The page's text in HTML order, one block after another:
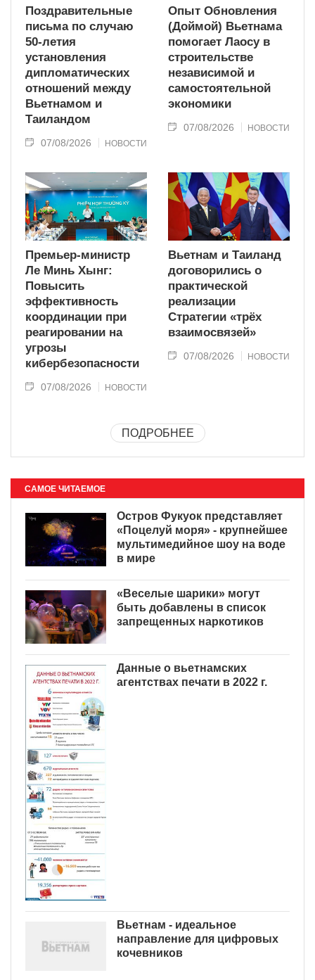
Поздравительные
письма по случаю
50-летия
установления
дипломатических
отношений между
Вьетнамом и
Таиландом
07/08/2026 НОВОСТИ
Опыт Обновления
(Доймой) Вьетнама
помогает Лаосу в
строительстве
независимой и
самостоятельной
экономики
07/08/2026 НОВОСТИ
Премьер-министр
Ле Минь Хынг:
Повысить
эффективность
координации при
реагировании на
угрозы
кибербезопасности
07/08/2026 НОВОСТИ
Вьетнам и Таиланд
договорились о
практической
реализации
Стратегии «трёх
взаимосвязей»
07/08/2026 НОВОСТИ
ПОДРОБНЕЕ
САМОЕ ЧИТАЕМОЕ
Остров Фукуок представляет
«Поцелуй моря» - крупнейшее
мультимедийное шоу на воде
в мире
«Веселые шарики» могут
быть добавлены в список
запрещенных наркотиков
Данные о вьетнамских
агентствах печати в 2022 г.
Вьетнам - идеальное
направление для цифровых
кочевников